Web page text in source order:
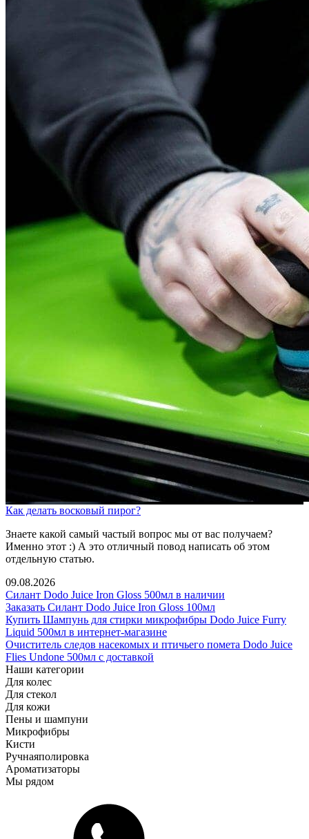
Как делать восковый пирог?
Знаете какой самый частый вопрос мы от вас получаем?
Именно этот :) А это отличный повод написать об этом
отдельную статью.
09.08.2026
Силант Dodo Juice Iron Gloss 500мл в наличии
Заказать Силант Dodo Juice Iron Gloss 100мл
Купить Шампунь для стирки микрофибры Dodo Juice Furry
Liquid 500мл в интернет-магазине
Очиститель следов насекомых и птичьего помета Dodo Juice
Flies Undone 500мл с доставкой
Наши категории
Для колес
Для стекол
Для кожи
Пены и шампуни
Микрофибры
Кисти
Ручнаяполировка
Ароматизаторы
Мы рядом